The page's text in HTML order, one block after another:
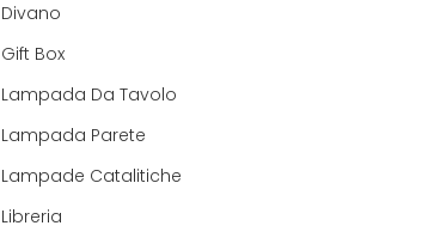
Divano
Gift Box
Lampada Da Tavolo
Lampada Parete
Lampade Catalitiche
Libreria